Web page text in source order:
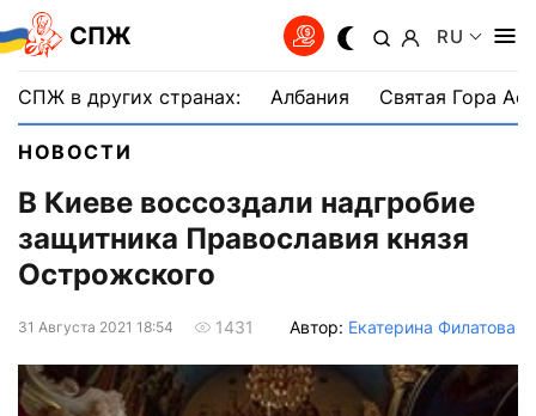
СПЖ RU
СПЖ в других странах: Албания Святая Гора
НОВОСТИ
В Киеве воссоздали надгробие
защитника Православия князя
Острожского
31 Августа 2021 18:54 1431 Автор: Екатерина Филатова